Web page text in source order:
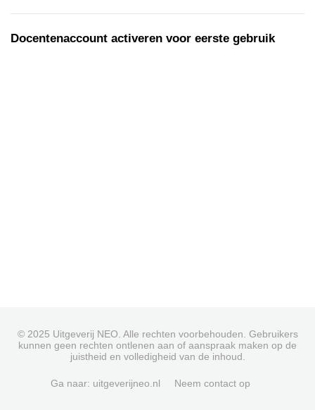
Docentenaccount activeren voor eerste gebruik
© 2025 Uitgeverij NEO. Alle rechten voorbehouden. Gebruikers
kunnen geen rechten ontlenen aan of aanspraak maken op de
juistheid en volledigheid van de inhoud.
Ga naar: uitgeverijneo.nl Neem contact op